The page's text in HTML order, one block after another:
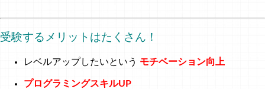
受験するメリットはたくさん！
レベルアップしたいという モチベーション向上
プログラミングスキルUP